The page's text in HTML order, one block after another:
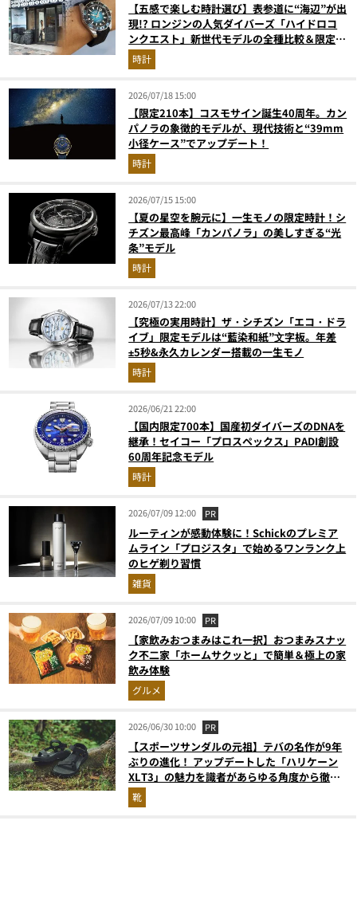
【五感で楽しむ時計選び】表参道に“海辺”が出
現!? ロンジンの人気ダイバーズ「ハイドロコ
ンクエスト」新世代モデルの全種比較＆限定品
が揃う激アツ空間へ！
時計
2026/07/18 15:00
【限定210本】コスモサイン誕生40周年。カン
パノラの象徴的モデルが、現代技術と“39mm
小径ケース”でアップデート！
時計
2026/07/15 15:00
【夏の星空を腕元に】一生モノの限定時計！シ
チズン最高峰「カンパノラ」の美しすぎる“光
条”モデル
時計
2026/07/13 22:00
【究極の実用時計】ザ・シチズン「エコ・ドラ
イブ」限定モデルは“藍染和紙”⽂字板。年差
±5秒&永久カレンダー搭載の一生モノ
時計
2026/06/21 22:00
【国内限定700本】国産初ダイバーズのDNAを
継承！セイコー「プロスペックス」PADI創設
60周年記念モデル
時計
2026/07/09 12:00 PR
ルーティンが感動体験に！Schickのプレミア
ムライン「プロジスタ」で始めるワンランク上
のヒゲ剃り習慣
雑貨
2026/07/09 10:00 PR
【家飲みおつまみはこれ一択】おつまみスナッ
ク不二家「ホームサクッと」で簡単＆極上の家
飲み体験
グルメ
2026/06/30 10:00 PR
【スポーツサンダルの元祖】テバの名作が9年
ぶりの進化！ アップデートした「ハリケーン
XLT3」の魅力を識者があらゆる角度から徹底
解説！
靴